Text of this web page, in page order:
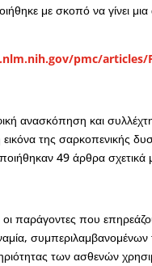
με σκοπό να γίνει
pmc/articles/
ανασκόπηση και
της σαρκοπενικής
49 άρθρα σχετικά
που
των ασθενών